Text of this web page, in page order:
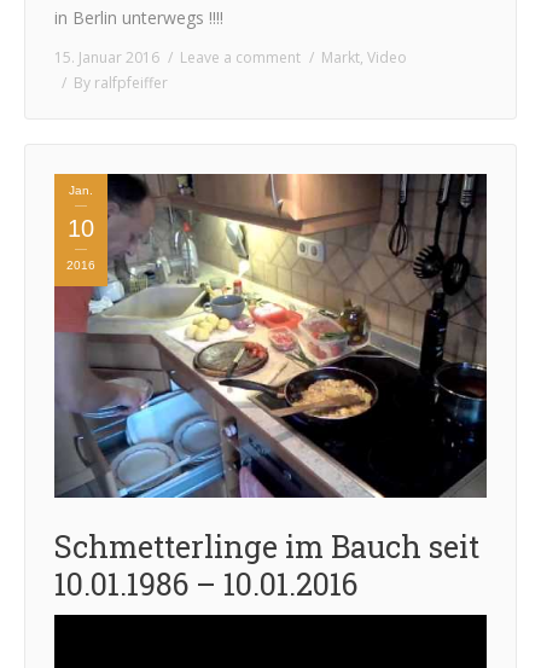
in Berlin unterwegs !!!!
15. Januar 2016 Leave a comment Markt, Video
By ralfpfeiffer
Jan.
10
2016
Schmetterlinge im Bauch seit
10.01.1986 – 10.01.2016